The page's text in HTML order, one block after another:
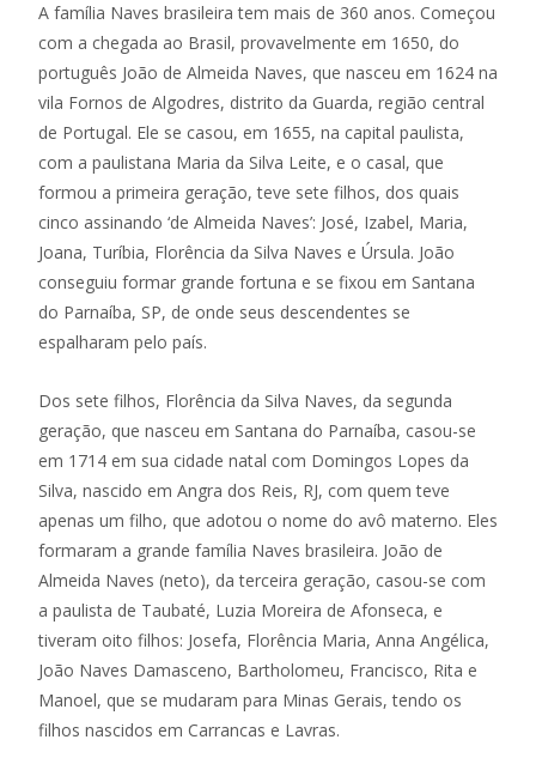
A família Naves brasileira tem mais de 360 anos. Começou
com a chegada ao Brasil, provavelmente em 1650, do
português João de Almeida Naves, que nasceu em 1624 na
vila Fornos de Algodres, distrito da Guarda, região central
de Portugal. Ele se casou, em 1655, na capital paulista,
com a paulistana Maria da Silva Leite, e o casal, que
formou a primeira geração, teve sete filhos, dos quais
cinco assinando ‘de Almeida Naves’: José, Izabel, Maria,
Joana, Turíbia, Florência da Silva Naves e Úrsula. João
conseguiu formar grande fortuna e se fixou em Santana
do Parnaíba, SP, de onde seus descendentes se
espalharam pelo país.
Dos sete filhos, Florência da Silva Naves, da segunda
geração, que nasceu em Santana do Parnaíba, casou-se
em 1714 em sua cidade natal com Domingos Lopes da
Silva, nascido em Angra dos Reis, RJ, com quem teve
apenas um filho, que adotou o nome do avô materno. Eles
formaram a grande família Naves brasileira. João de
Almeida Naves (neto), da terceira geração, casou-se com
a paulista de Taubaté, Luzia Moreira de Afonseca, e
tiveram oito filhos: Josefa, Florência Maria, Anna Angélica,
João Naves Damasceno, Bartholomeu, Francisco, Rita e
Manoel, que se mudaram para Minas Gerais, tendo os
filhos nascidos em Carrancas e Lavras.